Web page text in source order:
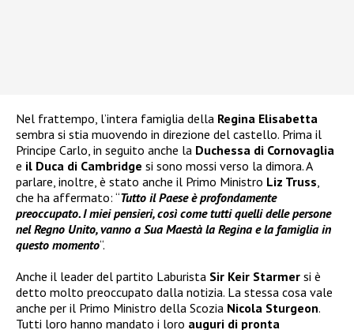
Nel frattempo, l’intera famiglia della Regina Elisabetta
sembra si stia muovendo in direzione del castello. Prima il
Principe Carlo, in seguito anche la Duchessa di Cornovaglia
e il Duca di Cambridge si sono mossi verso la dimora. A
parlare, inoltre, è stato anche il Primo Ministro Liz Truss
che ha affermato: “Tutto il Paese è profondamente
preoccupato. I miei pensieri, così come tutti quelli delle persone
nel Regno Unito, vanno a Sua Maestà la Regina e la famiglia in
questo momento“.
Anche il leader del partito Laburista Sir Keir Starmer si è
detto molto preoccupato dalla notizia. La stessa cosa vale
anche per il Primo Ministro della Scozia Nicola Sturgeon.
Tutti loro hanno mandato i loro auguri di pronta